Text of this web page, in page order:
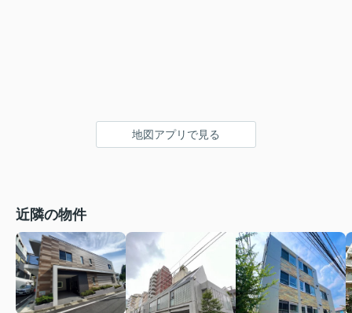
地図アプリで見る
近隣の物件